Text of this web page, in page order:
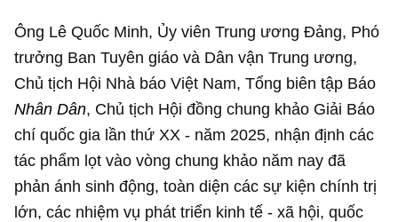
Ông Lê Quốc Minh, Ủy viên Trung ương Đảng, Phó
trưởng Ban Tuyên giáo và Dân vận Trung ương,
Chủ tịch Hội Nhà báo Việt Nam, Tổng biên tập Báo
Nhân Dân, Chủ tịch Hội đồng chung khảo Giải Báo
chí quốc gia lần thứ XX - năm 2025, nhận định các
tác phẩm lọt vào vòng chung khảo năm nay đã
phản ánh sinh động, toàn diện các sự kiện chính trị
lớn, các nhiệm vụ phát triển kinh tế - xã hội, quốc